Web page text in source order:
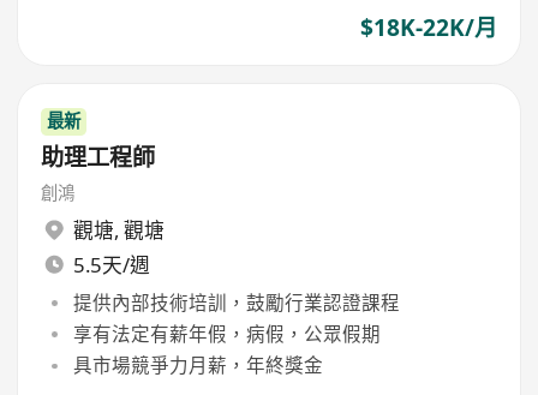
$18K-22K/月
最新
助理工程師
創鴻
觀塘, 觀塘
5.5天/週
提供內部技術培訓，鼓勵行業認證課程
享有法定有薪年假，病假，公眾假期
具市場競爭力月薪，年終獎金